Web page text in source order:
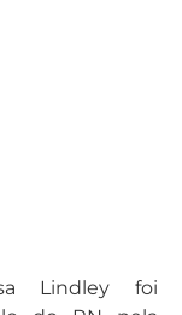
Lindley foi